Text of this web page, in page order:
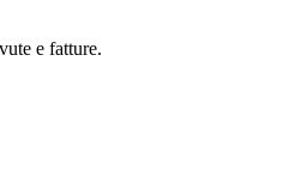
e fatture.